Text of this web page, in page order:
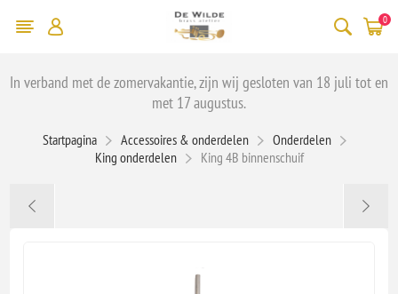
0
In verband met de zomervakantie, zijn wij gesloten van 18 juli tot en
met 17 augustus.
Startpagina Accessoires & onderdelen
Onderdelen
King onderdelen
King 4B binnenschuif